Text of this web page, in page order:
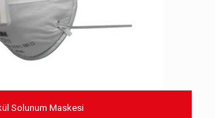
Solunum Maskesi